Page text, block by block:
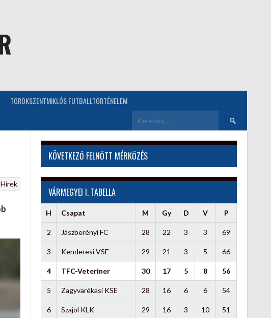
TÖRÖKSZENTMIKLÓS FUTBALLTÖRTÉNELEM
Keresés:
Hírek
KÖVETKEZŐ FELNŐTT MÉRKŐZÉS
VÁRMEGYEI I. TABELLA
H Csapat M Gy D V P
2 Jászberényi FC 28 22 3 3 69
3 Kenderesi VSE 29 21 3 5 66
4 TFC-Veteriner 30 17 5 8 56
5 Zagyvarékasi KSE 28 16 6 6 54
6 Szajol KLK 29 16 3 10 51